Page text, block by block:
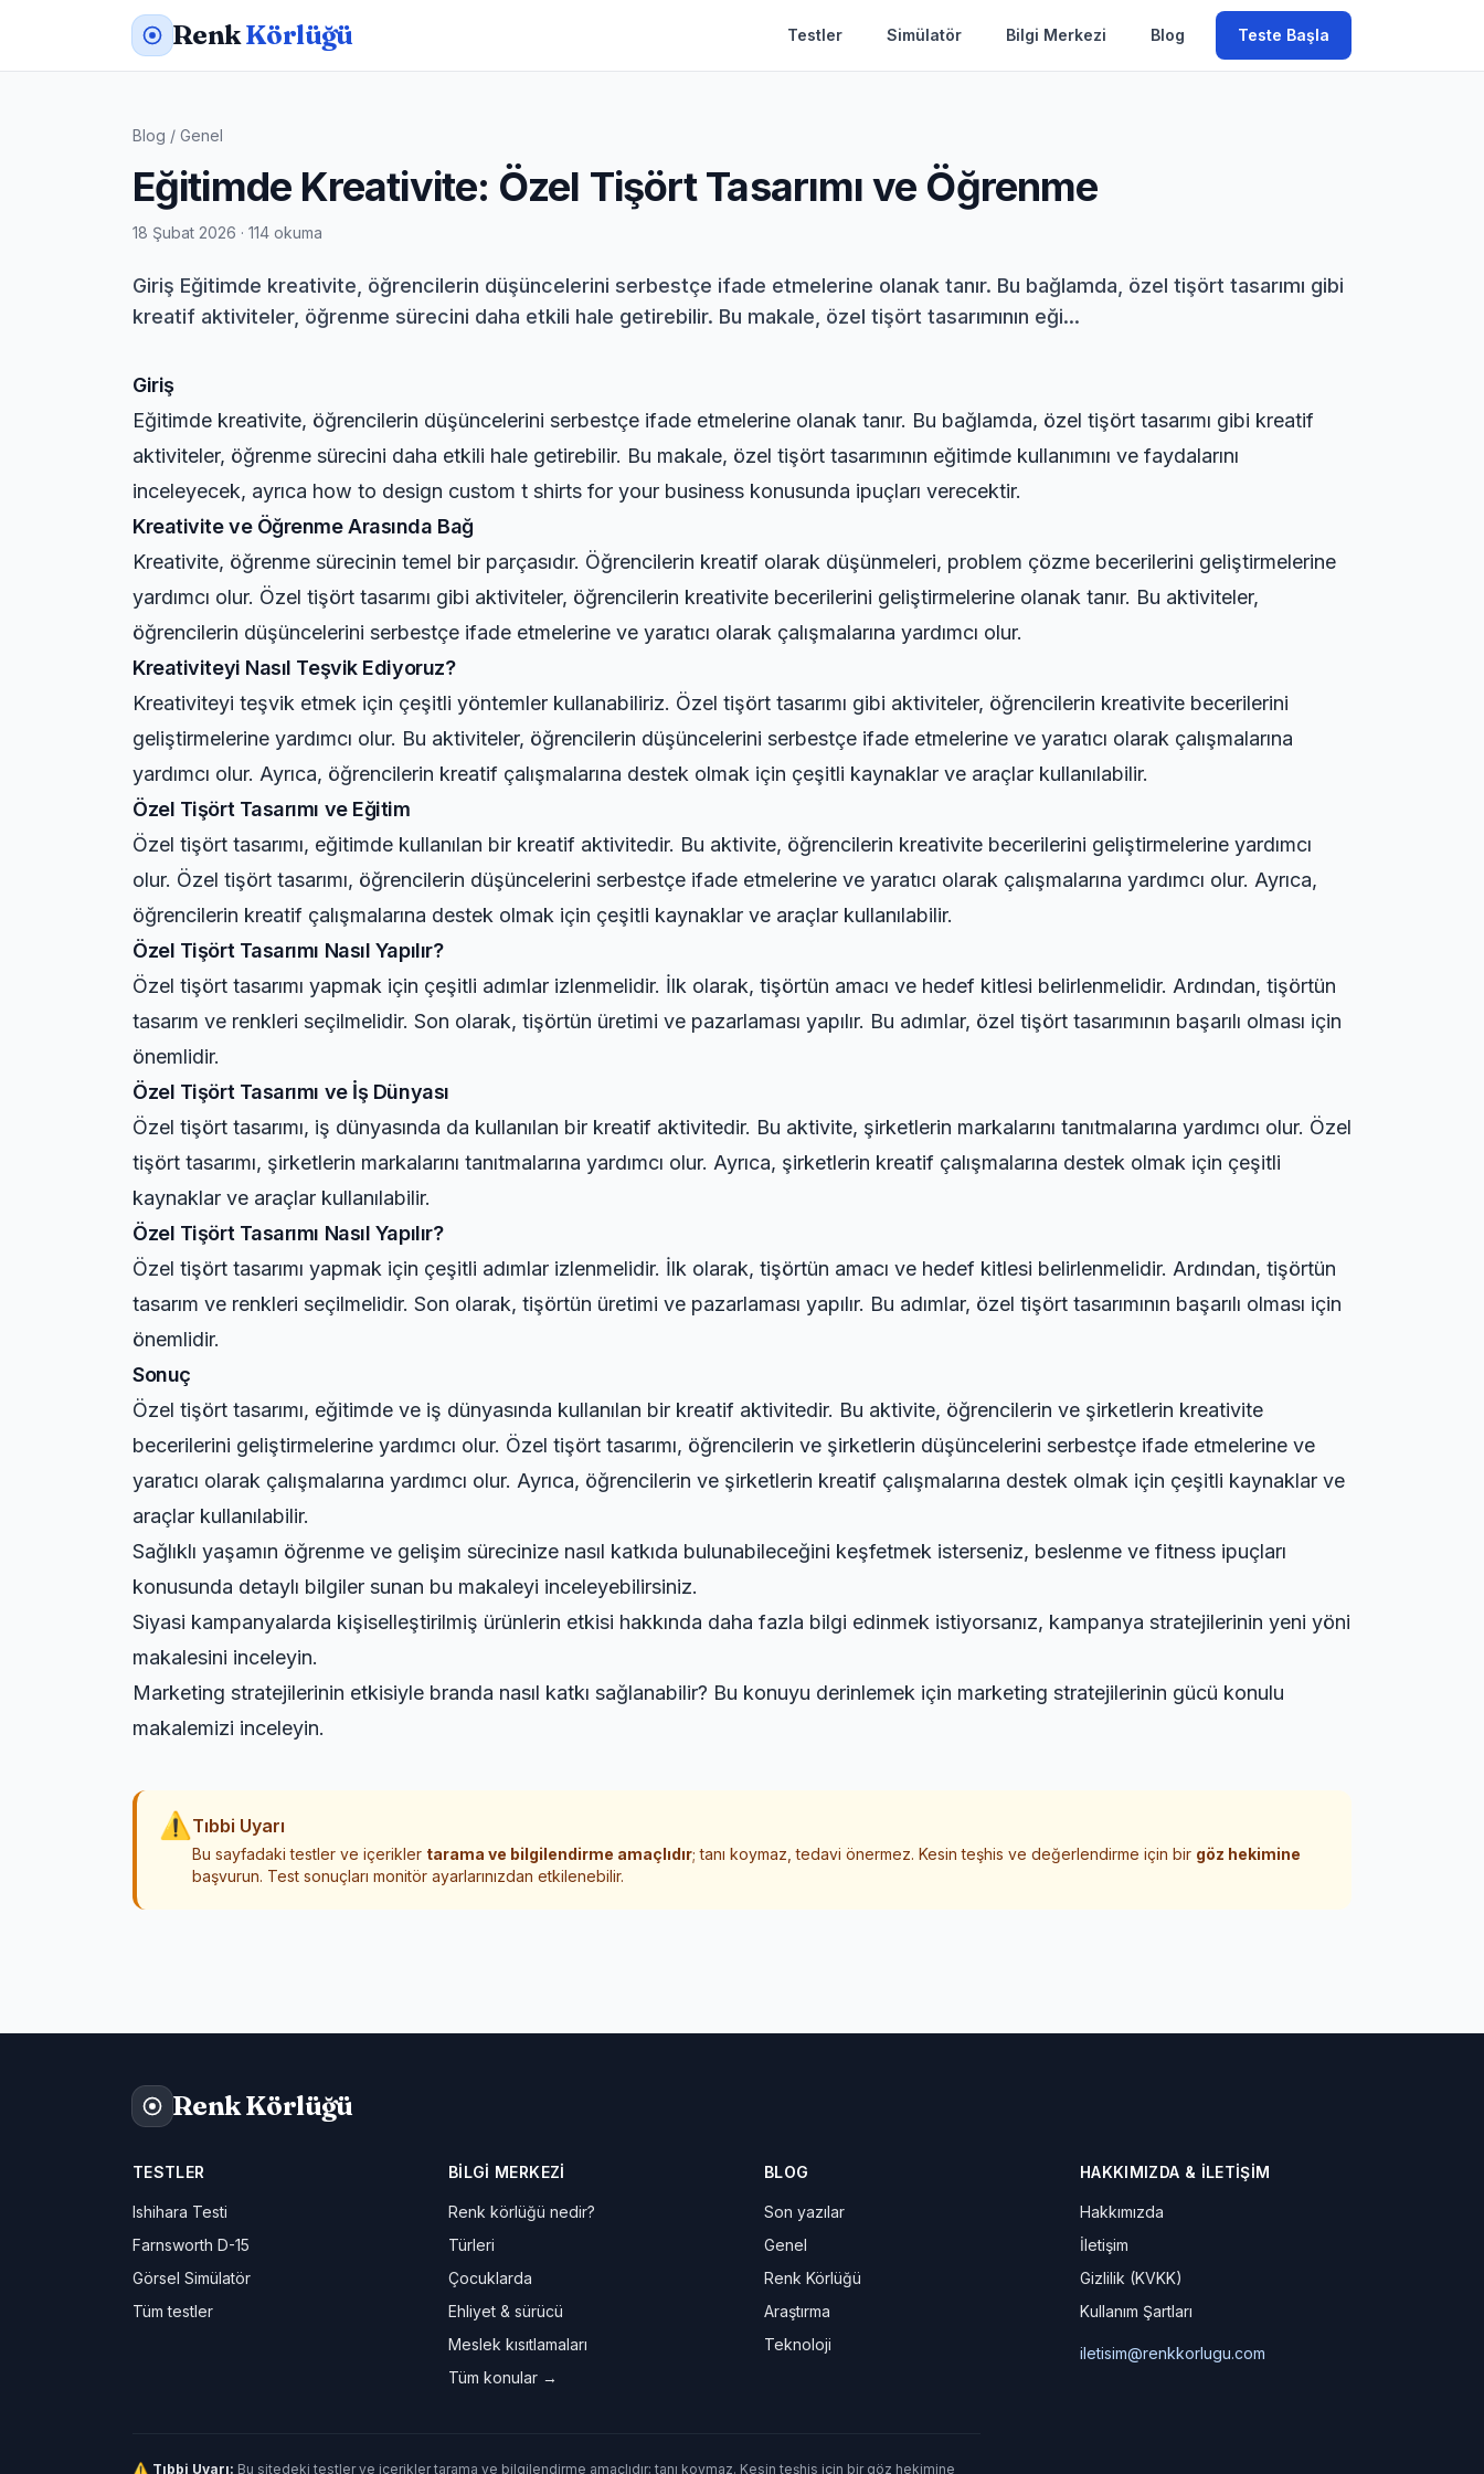
RenkKörlüğü Testler Simülatör Bilgi Merkezi Blog Teste Başla
Blog / Genel
Eğitimde Kreativite: Özel Tişört Tasarımı ve Öğrenme
18 Şubat 2026 · 114 okuma
Giriş Eğitimde kreativite, öğrencilerin düşüncelerini serbestçe ifade etmelerine olanak tanır. Bu bağlamda, özel tişört tasarımı gibi
kreatif aktiviteler, öğrenme sürecini daha etkili hale getirebilir. Bu makale, özel tişört tasarımının eği...
Giriş
Eğitimde kreativite, öğrencilerin düşüncelerini serbestçe ifade etmelerine olanak tanır. Bu bağlamda, özel tişört tasarımı gibi kreatif
aktiviteler, öğrenme sürecini daha etkili hale getirebilir. Bu makale, özel tişört tasarımının eğitimde kullanımını ve faydalarını
inceleyecek, ayrıca how to design custom t shirts for your business konusunda ipuçları verecektir.
Kreativite ve Öğrenme Arasında Bağ
Kreativite, öğrenme sürecinin temel bir parçasıdır. Öğrencilerin kreatif olarak düşünmeleri, problem çözme becerilerini geliştirmelerine
yardımcı olur. Özel tişört tasarımı gibi aktiviteler, öğrencilerin kreativite becerilerini geliştirmelerine olanak tanır. Bu aktiviteler,
öğrencilerin düşüncelerini serbestçe ifade etmelerine ve yaratıcı olarak çalışmalarına yardımcı olur.
Kreativiteyi Nasıl Teşvik Ediyoruz?
Kreativiteyi teşvik etmek için çeşitli yöntemler kullanabiliriz. Özel tişört tasarımı gibi aktiviteler, öğrencilerin kreativite becerilerini
geliştirmelerine yardımcı olur. Bu aktiviteler, öğrencilerin düşüncelerini serbestçe ifade etmelerine ve yaratıcı olarak çalışmalarına
yardımcı olur. Ayrıca, öğrencilerin kreatif çalışmalarına destek olmak için çeşitli kaynaklar ve araçlar kullanılabilir.
Özel Tişört Tasarımı ve Eğitim
Özel tişört tasarımı, eğitimde kullanılan bir kreatif aktivitedir. Bu aktivite, öğrencilerin kreativite becerilerini geliştirmelerine yardımcı
olur. Özel tişört tasarımı, öğrencilerin düşüncelerini serbestçe ifade etmelerine ve yaratıcı olarak çalışmalarına yardımcı olur. Ayrıca,
öğrencilerin kreatif çalışmalarına destek olmak için çeşitli kaynaklar ve araçlar kullanılabilir.
Özel Tişört Tasarımı Nasıl Yapılır?
Özel tişört tasarımı yapmak için çeşitli adımlar izlenmelidir. İlk olarak, tişörtün amacı ve hedef kitlesi belirlenmelidir. Ardından, tişörtün
tasarım ve renkleri seçilmelidir. Son olarak, tişörtün üretimi ve pazarlaması yapılır. Bu adımlar, özel tişört tasarımının başarılı olması için
önemlidir.
Özel Tişört Tasarımı ve İş Dünyası
Özel tişört tasarımı, iş dünyasında da kullanılan bir kreatif aktivitedir. Bu aktivite, şirketlerin markalarını tanıtmalarına yardımcı olur. Özel
tişört tasarımı, şirketlerin markalarını tanıtmalarına yardımcı olur. Ayrıca, şirketlerin kreatif çalışmalarına destek olmak için çeşitli
kaynaklar ve araçlar kullanılabilir.
Özel Tişört Tasarımı Nasıl Yapılır?
Özel tişört tasarımı yapmak için çeşitli adımlar izlenmelidir. İlk olarak, tişörtün amacı ve hedef kitlesi belirlenmelidir. Ardından, tişörtün
tasarım ve renkleri seçilmelidir. Son olarak, tişörtün üretimi ve pazarlaması yapılır. Bu adımlar, özel tişört tasarımının başarılı olması için
önemlidir.
Sonuç
Özel tişört tasarımı, eğitimde ve iş dünyasında kullanılan bir kreatif aktivitedir. Bu aktivite, öğrencilerin ve şirketlerin kreativite
becerilerini geliştirmelerine yardımcı olur. Özel tişört tasarımı, öğrencilerin ve şirketlerin düşüncelerini serbestçe ifade etmelerine ve
yaratıcı olarak çalışmalarına yardımcı olur. Ayrıca, öğrencilerin ve şirketlerin kreatif çalışmalarına destek olmak için çeşitli kaynaklar ve
araçlar kullanılabilir.
Sağlıklı yaşamın öğrenme ve gelişim sürecinize nasıl katkıda bulunabileceğini keşfetmek isterseniz, beslenme ve fitness ipuçları
konusunda detaylı bilgiler sunan bu makaleyi inceleyebilirsiniz.
Siyasi kampanyalarda kişiselleştirilmiş ürünlerin etkisi hakkında daha fazla bilgi edinmek istiyorsanız, kampanya stratejilerinin yeni yöni
makalesini inceleyin.
Marketing stratejilerinin etkisiyle branda nasıl katkı sağlanabilir? Bu konuyu derinlemek için marketing stratejilerinin gücü konulu
makalemizi inceleyin.
⚠ Tıbbi Uyarı
Bu sayfadaki testler ve içerikler tarama ve bilgilendirme amaçlıdır; tanı koymaz, tedavi önermez. Kesin teşhis ve değerlendirme için bir göz hekimine
başvurun. Test sonuçları monitör ayarlarınızdan etkilenebilir.
Renk Körlüğü
TESTLER
Ishihara Testi
Farnsworth D-15
Görsel Simülatör
Tüm testler
BILGI MERKEZI
Renk körlüğü nedir?
Türleri
Çocuklarda
Ehliyet & sürücü
Meslek kısıtlamaları
Tüm konular →
BLOG
Son yazılar
Genel
Renk Körlüğü
Araştırma
Teknoloji
HAKKIMIZDA & İLETIŞIM
Hakkımızda
İletişim
Gizlilik (KVKK)
Kullanım Şartları
iletisim@renkkorlugu.com
⚠ Tıbbi Uyarı: Bu sitedeki testler ve içerikler tarama ve bilgilendirme amaçlıdır; tanı koymaz. Kesin teşhis için bir göz hekimine